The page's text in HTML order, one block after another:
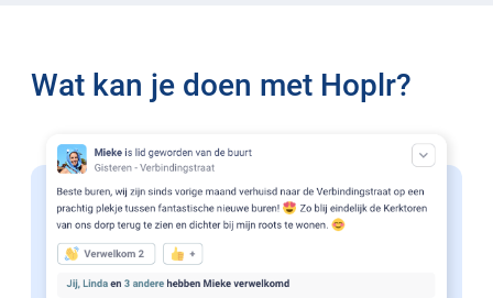
Wat kan je doen met Hoplr?